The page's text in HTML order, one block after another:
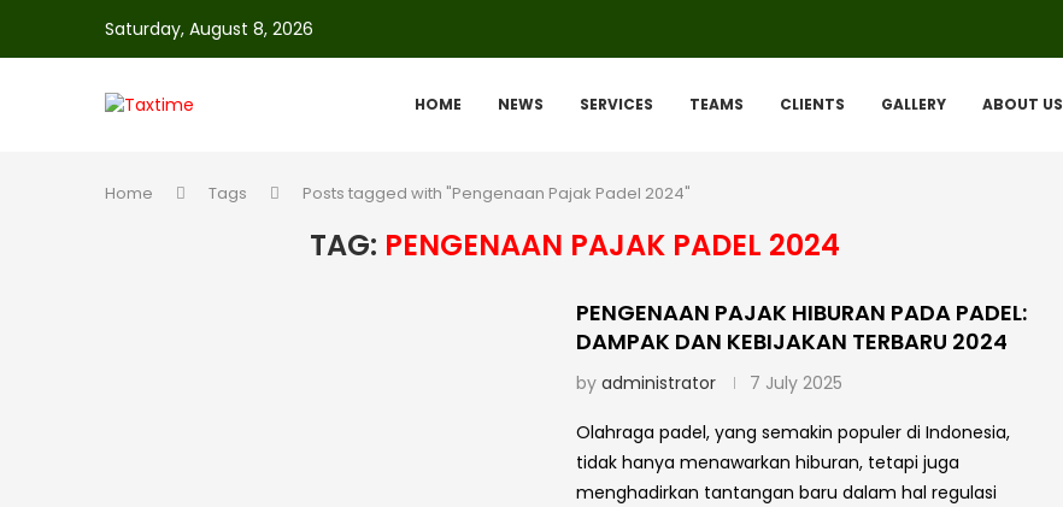
Saturday, August 8, 2026
HOME NEWS SERVICES TEAMS CLIENTS GALLERY ABOUT US
Home Tags Posts tagged with "Pengenaan Pajak Padel 2024"
TAG: PENGENAAN PAJAK PADEL 2024
PENGENAAN PAJAK HIBURAN PADA PADEL:
DAMPAK DAN KEBIJAKAN TERBARU 2024
by administrator 7 July 2025
Olahraga padel, yang semakin populer di Indonesia,
tidak hanya menawarkan hiburan, tetapi juga
menghadirkan tantangan baru dalam hal regulasi